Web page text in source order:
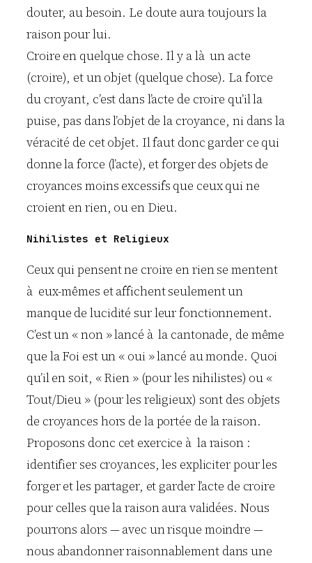
douter, au besoin. Le doute aura toujours la
raison pour lui.
Croire en quelque chose. Il y a là un acte
(croire), et un objet (quelque chose). La force
du croyant, c’est dans l’acte de croire qu’il la
puise, pas dans l’objet de la croyance, ni dans la
véracité de cet objet. Il faut donc garder ce qui
donne la force (l’acte), et forger des objets de
croyances moins excessifs que ceux qui ne
croient en rien, ou en Dieu.
Nihilistes et Religieux
Ceux qui pensent ne croire en rien se mentent
à eux-mêmes et affichent seulement un
manque de lucidité sur leur fonctionnement.
C’est un « non » lancé à la cantonade, de même
que la Foi est un « oui » lancé au monde. Quoi
qu’il en soit, « Rien » (pour les nihilistes) ou «
Tout/Dieu » (pour les religieux) sont des objets
de croyances hors de la portée de la raison.
Proposons donc cet exercice à la raison :
identifier ses croyances, les expliciter pour les
forger et les partager, et garder l’acte de croire
pour celles que la raison aura validées. Nous
pourrons alors — avec un risque moindre —
nous abandonner raisonnablement dans une